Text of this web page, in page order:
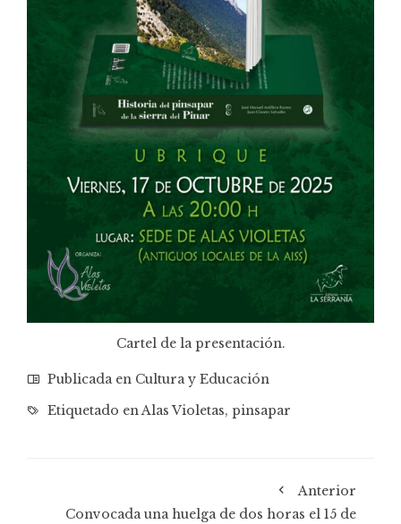
Cartel de la presentación.
Publicada en Cultura y Educación
Etiquetado enAlas Violetas, pinsapar
Anterior
Convocada una huelga de dos horas el 15 de